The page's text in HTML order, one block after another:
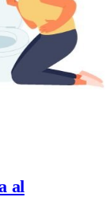
al